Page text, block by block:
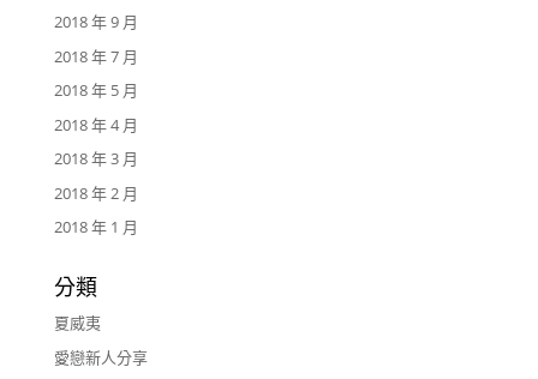
2018 年 9 月
2018 年 7 月
2018 年 5 月
2018 年 4 月
2018 年 3 月
2018 年 2 月
2018 年 1 月
分類
夏威夷
愛戀新人分享